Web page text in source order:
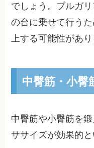
でしょう。ブルガ
の台に乗せて行う
上する可能性があり
中臀筋・小臀
中臀筋や小臀筋を
ササイズが効果的と